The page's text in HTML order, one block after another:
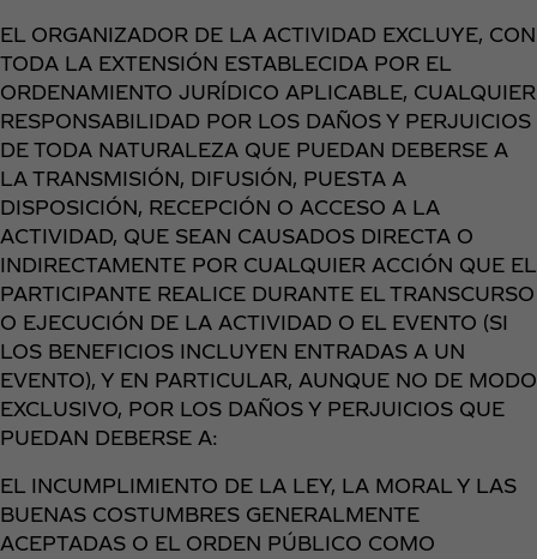
EL ORGANIZADOR DE LA ACTIVIDAD EXCLUYE, CON
TODA LA EXTENSIÓN ESTABLECIDA POR EL
ORDENAMIENTO JURÍDICO APLICABLE, CUALQUIER
RESPONSABILIDAD POR LOS DAÑOS Y PERJUICIOS
DE TODA NATURALEZA QUE PUEDAN DEBERSE A
LA TRANSMISIÓN, DIFUSIÓN, PUESTA A
DISPOSICIÓN, RECEPCIÓN O ACCESO A LA
ACTIVIDAD, QUE SEAN CAUSADOS DIRECTA O
INDIRECTAMENTE POR CUALQUIER ACCIÓN QUE EL
PARTICIPANTE REALICE DURANTE EL TRANSCURSO
O EJECUCIÓN DE LA ACTIVIDAD O EL EVENTO (SI
LOS BENEFICIOS INCLUYEN ENTRADAS A UN
EVENTO), Y EN PARTICULAR, AUNQUE NO DE MODO
EXCLUSIVO, POR LOS DAÑOS Y PERJUICIOS QUE
PUEDAN DEBERSE A:
EL INCUMPLIMIENTO DE LA LEY, LA MORAL Y LAS
BUENAS COSTUMBRES GENERALMENTE
ACEPTADAS O EL ORDEN PÚBLICO COMO